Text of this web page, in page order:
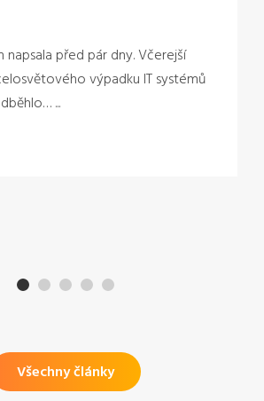
napsala před pár dny. Včerejší
výpadku IT systémů
...
Všechny články